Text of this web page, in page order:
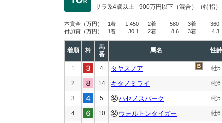
サラ系4歳以上 900万円以下 （混合）（特指）
本賞金 （万円） 1着 1,450 2着 580 3着
360
付加賞 （万円） 1着 30.1 2着 8.6 3着 4.3
着順 枠
馬
番
馬名 性齢
1 4 タヤスノア 牡5
2 14 キタノミライ 牝6
3 5 ハセノスパーク 牝5
4 10 ウォルトンタイガー 牡6